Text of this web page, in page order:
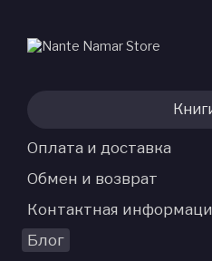
Оплата и доставка
Обмен и возврат
Контактная
Блог